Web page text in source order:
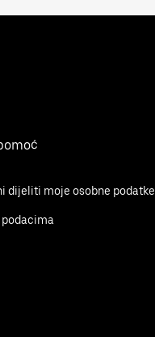
dijeliti moje osobne podatke